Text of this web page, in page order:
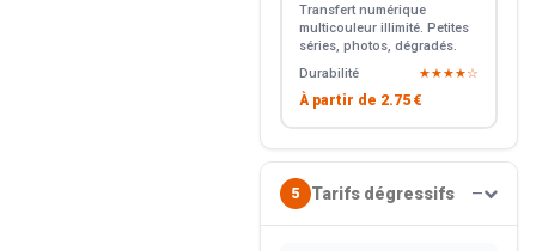
Transfert numérique
multicouleur illimité. Petites
séries, photos, dégradés.
Durabilité
★★★★☆
À partir de 2.75 €
5 Tarifs dégressifs —